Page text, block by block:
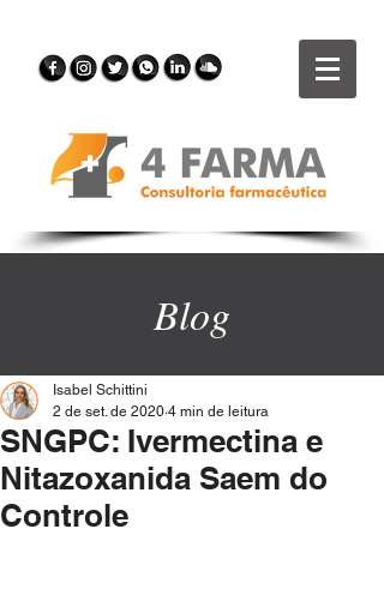
Blog
SNGPC: Ivermectina e
Nitazoxanida Saem do
Controle
Isabel Schittini
2 de set. de 2020 4 min de leitura